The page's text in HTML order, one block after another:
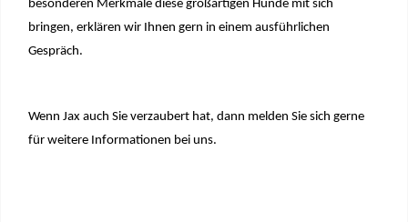
besonderen Merkmale diese großartigen Hunde mit sich
bringen, erklären wir Ihnen gern in einem ausführlichen
Gespräch.
Wenn Jax auch Sie verzaubert hat, dann melden Sie sich gerne
für weitere Informationen bei uns.